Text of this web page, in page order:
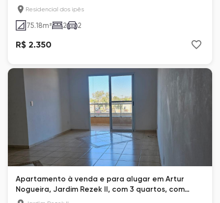
Residencial dos ipês
75.18m² 2 2
R$ 2.350
Apartamento à venda e para alugar em Artur
Nogueira, Jardim Rezek II, com 3 quartos, com
180.81 m²